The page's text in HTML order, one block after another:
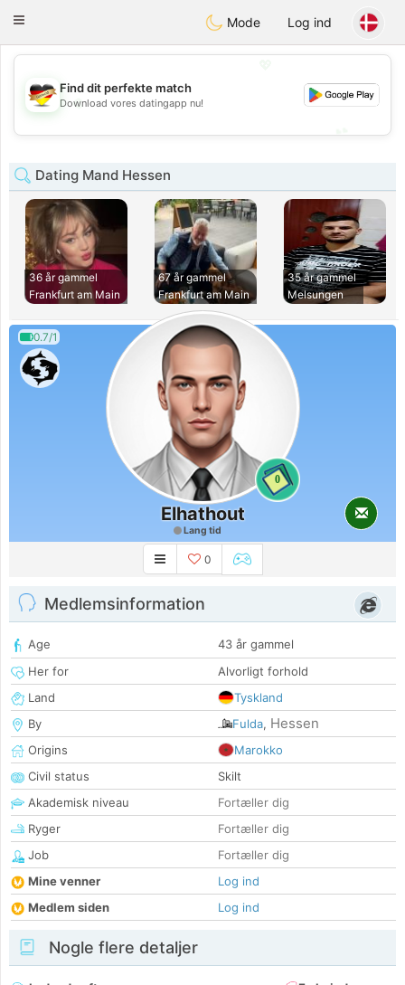
DeutschDating
Toggle
Mode Log ind
💖
💕
Find dit perfekte match
Download vores datingapp nu!
Dating Mand Hessen
36 år gammel
Frankfurt am Main
67 år gammel
Frankfurt am Main
35 år gammel
Melsungen
0.7/1
0
Elhathout
Lang tid
0
Medlemsinformation
Age
43 år gammel
Her for
Alvorligt forhold
Land
Tyskland
By
Fulda, Hessen
Origins
Marokko
Civil status
Skilt
Akademisk niveau
Fortæller dig
Ryger
Fortæller dig
Job
Fortæller dig
Mine venner
Log ind
Medlem siden
Log ind
Nogle flere detaljer